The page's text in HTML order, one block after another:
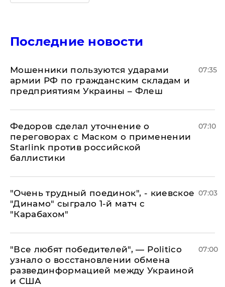
Последние новости
Мошенники пользуются ударами
армии РФ по гражданским складам и
предприятиям Украины – Флеш
07:35
Федоров сделал уточнение о
переговорах с Маском о применении
Starlink против российской
баллистики
07:10
"Очень трудный поединок", - киевское
"Динамо" сыграло 1-й матч с
"Карабахом"
07:03
​"Все любят победителей", — Politico
узнало о восстановлении обмена
развединформацией между Украиной
и США
07:00